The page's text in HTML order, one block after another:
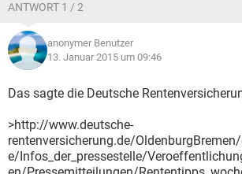
ANTWORT 1 / 2
anonymer Benutzer
13. Januar 2015 um 09:46
Das sagte die Deutsche
>http://www.deutsche-
rentenversicherung.de/
e/Infos_der_pressestelle/